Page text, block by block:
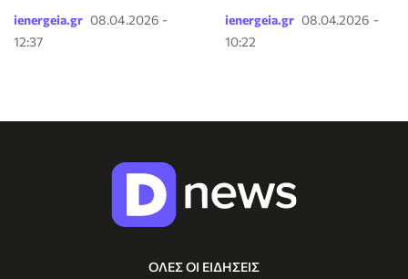
ienergeia.gr 08.04.2026 -
12:37
ienergeia.gr 08.04.2026 -
10:22
ΟΛΕΣ ΟΙ ΕΙΔΗΣΕΙΣ